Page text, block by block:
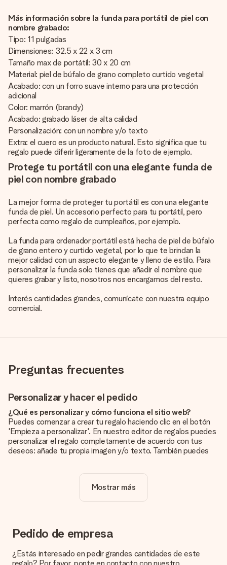
Más información sobre la funda para portátil de piel con
nombre grabado:
Tipo: 11 pulgadas
Dimensiones: 32.5 x 22 x 3 cm
Tamaño max de portátil: 30 x 20 cm
Material: piel de búfalo de grano completo curtido vegetal
Acabado: con un forro suave interno para una protección
adicional
Color: marrón (brandy)
Acabado: grabado láser de alta calidad
Personalización: con un nombre y/o texto
Extra: el cuero es un producto natural. Esto significa que tu
regalo puede diferir ligeramente de la foto de ejemplo.
Protege tu portátil con una elegante funda de
piel con nombre grabado
La mejor forma de proteger tu portátil es con una elegante
funda de piel. Un accesorio perfecto para tu portátil, pero
perfecta como regalo de cumpleaños, por ejemplo.
La funda para ordenador portátil está hecha de piel de búfalo
de grano entero y curtido vegetal, por lo que te brindan la
mejor calidad con un aspecto elegante y lleno de estilo. Para
personalizar la funda solo tienes que añadir el nombre que
quieres grabar y listo, nosotros nos encargamos del resto.
Interés cantidades grandes, comunícate con nuestra equipo
comercial.
Preguntas frecuentes
Personalizar y hacer el pedido
¿Qué es personalizar y cómo funciona el sitio web?
Puedes comenzar a crear tu regalo haciendo clic en el botón
'Empieza a personalizar'. En nuestro editor de regalos puedes
personalizar el regalo completamente de acuerdo con tus
deseos: añade tu propia imagen y/o texto. También puedes
¿La personalización está incluida en el precio?
El precio que se muestra en el sitio web incluye la
¿Cómo puedo saber si mi imagen tiene la calidad
adecuada?
satisfecho con tu regalo. Por eso es importante utilizar fotos
Mostrar más
Pedido de empresa
¿Estás interesado en pedir grandes cantidades de este